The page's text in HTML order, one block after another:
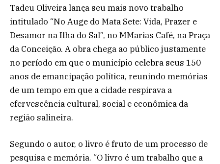
Tadeu Oliveira lança seu mais novo trabalho
intitulado “No Auge do Mata Sete: Vida, Prazer e
Desamor na Ilha do Sal”, no MMarias Café, na Praça
da Conceição. A obra chega ao público justamente
no período em que o município celebra seus 150
anos de emancipação política, reunindo memórias
de um tempo em que a cidade respirava a
efervescência cultural, social e econômica da
região salineira.
Segundo o autor, o livro é fruto de um processo de
pesquisa e memória. “O livro é um trabalho que a